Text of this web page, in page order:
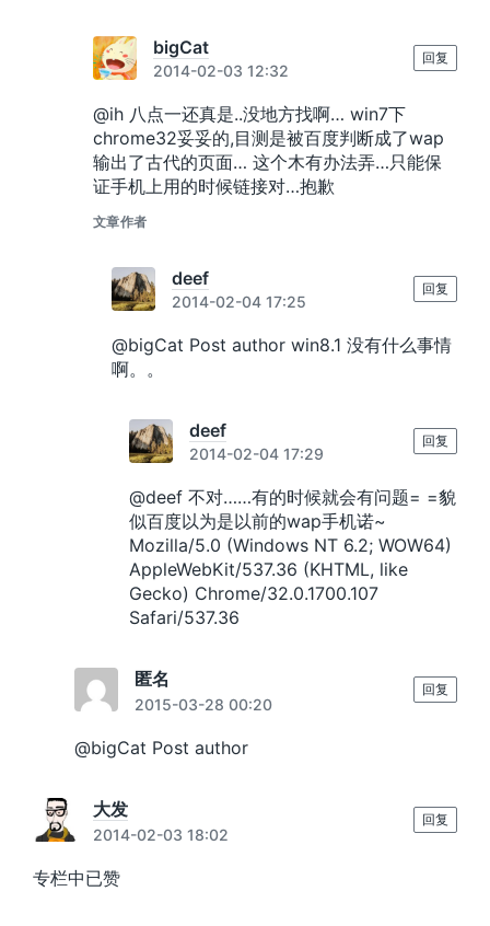
bigCat
2014-02-03 12:32
@ih 八点一还真是..没地方找啊… win7下
chrome32妥妥的,目测是被百度判断成了wap
输出了古代的页面… 这个木有办法弄…只能保
证手机上用的时候链接对…抱歉
文章作者
回复
deef
2014-02-04 17:25
@bigCat Post author win8.1 没有什么事情
啊。。
回复
deef
2014-02-04 17:29
@deef 不对……有的时候就会有问题= =貌
似百度以为是以前的wap手机诺~
Mozilla/5.0 (Windows NT 6.2; WOW64)
AppleWebKit/537.36 (KHTML, like
Gecko) Chrome/32.0.1700.107
Safari/537.36
回复
匿名
2015-03-28 00:20
@bigCat Post author
回复
大发
2014-02-03 18:02
专栏中已赞
回复